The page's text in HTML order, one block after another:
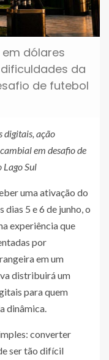
em dólares
da
de futebol
digitais, ação
em desafio de
Sul
uma ativação do
5 e 6 de junho, o
experiência que
por
em um
distribuirá um
para quem
dinâmica.
converter
ser tão difícil